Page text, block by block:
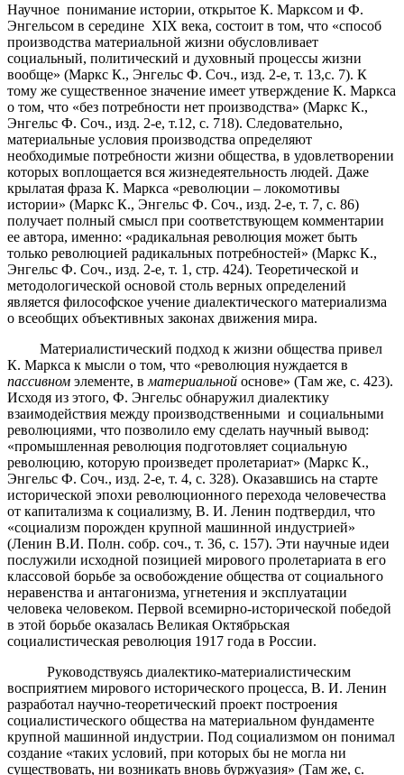
Научное понимание истории, открытое К. Марксом и Ф.
Энгельсом в середине ХIХ века, состоит в том, что «способ
производства материальной жизни обусловливает
социальный, политический и духовный процессы жизни
вообще» (Маркс К., Энгельс Ф. Соч., изд. 2-е, т. 13,с. 7). К
тому же существенное значение имеет утверждение К. Маркса
о том, что «без потребности нет производства» (Маркс К.,
Энгельс Ф. Соч., изд. 2-е, т.12, с. 718). Следовательно,
материальные условия производства определяют
необходимые потребности жизни общества, в удовлетворении
которых воплощается вся жизнедеятельность людей. Даже
крылатая фраза К. Маркса «революции – локомотивы
истории» (Маркс К., Энгельс Ф. Соч., изд. 2-е, т. 7, с. 86)
получает полный смысл при соответствующем комментарии
ее автора, именно: «радикальная революция может быть
только революцией радикальных потребностей» (Маркс К.,
Энгельс Ф. Соч., изд. 2-е, т. 1, стр. 424). Теоретической и
методологической основой столь верных определений
является философское учение диалектического материализма
о всеобщих объективных законах движения мира.
Материалистический подход к жизни общества привел
К. Маркса к мысли о том, что «революция нуждается в
пассивном элементе, в материальной основе» (Там же, с. 423).
Исходя из этого, Ф. Энгельс обнаружил диалектику
взаимодействия между производственными и социальными
революциями, что позволило ему сделать научный вывод:
«промышленная революция подготовляет социальную
революцию, которую произведет пролетариат» (Маркс К.,
Энгельс Ф. Соч., изд. 2-е, т. 4, с. 328). Оказавшись на старте
исторической эпохи революционного перехода человечества
от капитализма к социализму, В. И. Ленин подтвердил, что
«социализм порожден крупной машинной индустрией»
(Ленин В.И. Полн. собр. соч., т. 36, с. 157). Эти научные идеи
послужили исходной позицией мирового пролетариата в его
классовой борьбе за освобождение общества от социального
неравенства и антагонизма, угнетения и эксплуатации
человека человеком. Первой всемирно-исторической победой
в этой борьбе оказалась Великая Октябрьская
социалистическая революция 1917 года в России.
Руководствуясь диалектико-материалистическим
восприятием мирового исторического процесса, В. И. Ленин
разработал научно-теоретический проект построения
социалистического общества на материальном фундаменте
крупной машинной индустрии. Под социализмом он понимал
создание «таких условий, при которых бы не могла ни
существовать, ни возникать вновь буржуазия» (Там же, с.